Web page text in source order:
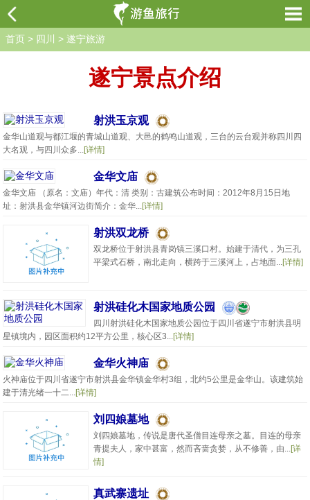
首页 > 四川 > 遂宁旅游
遂宁景点介绍
射洪玉京观
金华山道观与都江堰的青城山道观、大邑的鹤鸣山道观，三台的云台观并称四川四
大名观，与四川众多...[详情]
金华文庙
金华文庙 （原名：文庙）年代：清 类别：古建筑公布时间：2012年8月15日地
址：射洪县金华镇河边街简介：金华...[详情]
射洪双龙桥
双龙桥位于射洪县青岗镇三溪口村。始建于清代，为三孔
平梁式石桥，南北走向，横跨于三溪河上，占地面...[详情]
射洪硅化木国家地质公园
四川射洪硅化木国家地质公园位于四川省遂宁市射洪县明
星镇境内，园区面积约12平方公里，核心区3...[详情]
金华火神庙
火神庙位于四川省遂宁市射洪县金华镇金华村3组，北约5公里是金华山。该建筑始
建于清光绪一十二...[详情]
刘四娘墓地
刘四娘墓地，传说是唐代圣僧目连母亲之墓。目连的母亲
青提夫人，家中甚富，然而吝啬贪婪，从不修善，由...[详
情]
真武寨遗址